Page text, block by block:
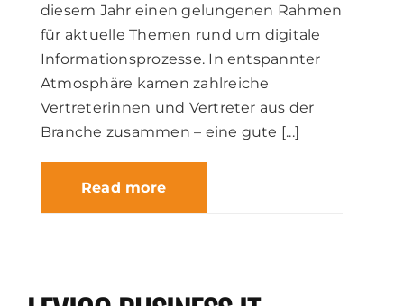
diesem Jahr einen gelungenen Rahmen
für aktuelle Themen rund um digitale
Informationsprozesse. In entspannter
Atmosphäre kamen zahlreiche
Vertreterinnen und Vertreter aus der
Branche zusammen – eine gute [...]
Read more